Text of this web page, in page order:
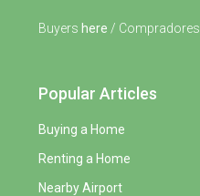
Buyers here / Compradores
Popular Articles
Buying a Home
Renting a Home
Nearby Airport